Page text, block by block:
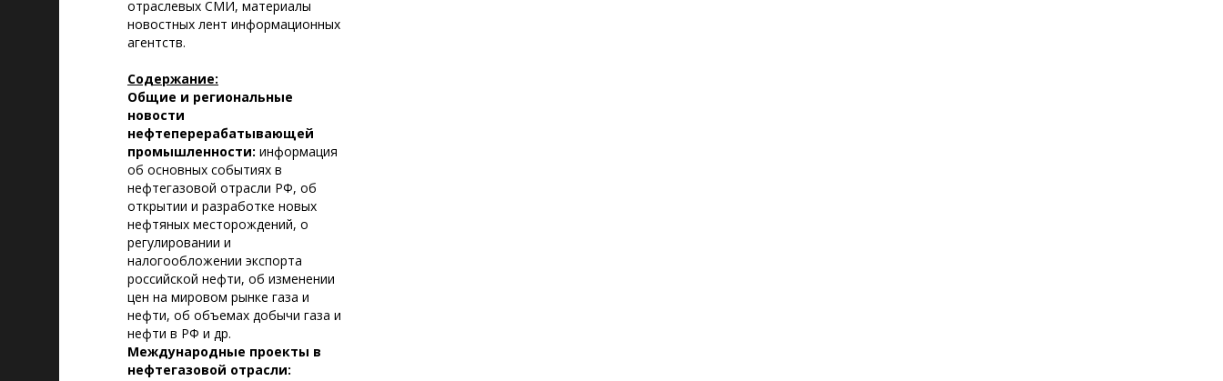
отраслевых СМИ, материалы
новостных лент информационных
агентств.
Содержание:
Общие и региональные
новости
нефтеперерабатывающей
промышленности: информация
об основных событиях в
нефтегазовой отрасли РФ, об
открытии и разработке новых
нефтяных месторождений, о
регулировании и
налогообложении экспорта
российской нефти, об изменении
цен на мировом рынке газа и
нефти, об объемах добычи газа и
нефти в РФ и др.
Международные проекты в
нефтегазовой отрасли: